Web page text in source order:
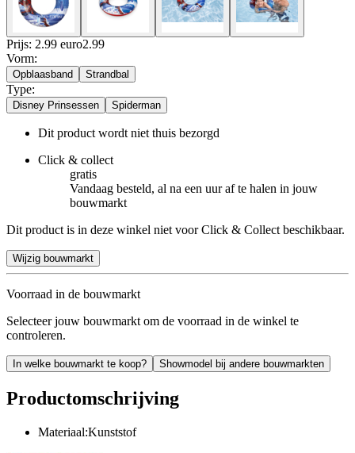
Prijs: 2.99 euro2.99
Vorm:
Opblaasband Strandbal
Type:
Disney Prinsessen Spiderman
Dit product wordt niet thuis bezorgd
Click & collect
gratis
Vandaag besteld, al na een uur af te halen in jouw
bouwmarkt
Dit product is in deze winkel niet voor Click & Collect beschikbaar.
Wijzig bouwmarkt
Voorraad in de bouwmarkt
Selecteer jouw bouwmarkt om de voorraad in de winkel te
controleren.
In welke bouwmarkt te koop? Showmodel bij andere bouwmarkten
Productomschrijving
Materiaal:Kunststof